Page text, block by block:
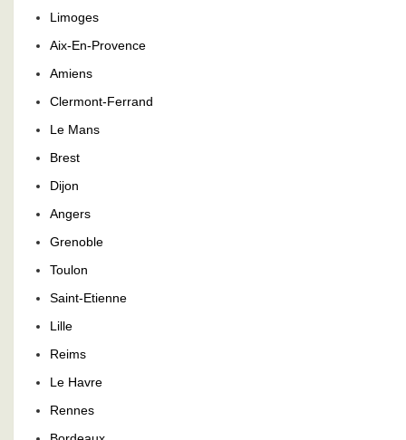
Limoges
Aix-En-Provence
Amiens
Clermont-Ferrand
Le Mans
Brest
Dijon
Angers
Grenoble
Toulon
Saint-Etienne
Lille
Reims
Le Havre
Rennes